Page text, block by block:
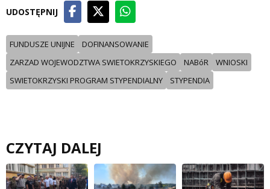
UDOSTĘPNIJ
FUNDUSZE UNIJNE
DOFINANSOWANIE
ZARZAD WOJEWODZTWA SWIETOKRZYSKIEGO
NABóR
WNIOSKI
SWIETOKRZYSKI PROGRAM STYPENDIALNY
STYPENDIA
CZYTAJ DALEJ